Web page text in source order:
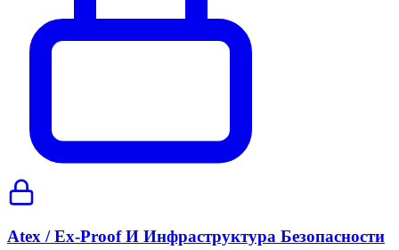
Atex / Ex-Proof И Инфраструктура Безопасности